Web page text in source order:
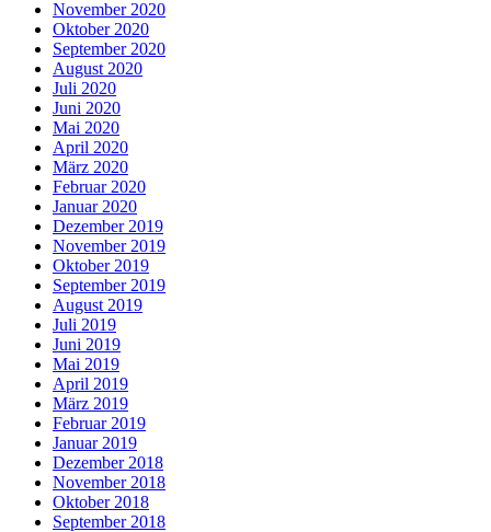
November 2020
Oktober 2020
September 2020
August 2020
Juli 2020
Juni 2020
Mai 2020
April 2020
März 2020
Februar 2020
Januar 2020
Dezember 2019
November 2019
Oktober 2019
September 2019
August 2019
Juli 2019
Juni 2019
Mai 2019
April 2019
März 2019
Februar 2019
Januar 2019
Dezember 2018
November 2018
Oktober 2018
September 2018